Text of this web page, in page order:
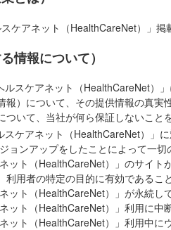
ケアネット（HealthCareNet）」掲
情報について）
ルスケアネット（HealthCareNet）
報）について、その提供情報の真
ついて、当社が何ら保証しないこと
ケアネット（HealthCareNet）」
ョンアップをしたことによって一切
ット（HealthCareNet）」のサイ
利用者の特定の目的に有効である
ット（HealthCareNet）」が永続し
ット（HealthCareNet）」利用に中
ット（HealthCareNet）」利用中に